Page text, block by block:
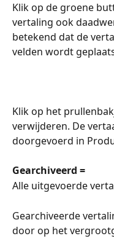
Klik op de groene
vertaling ook
betekend dat de
velden wordt
Klik op het
verwijderen. De
doorgevoerd in
Gearchiveerd =
Alle uitgevoerde
Gearchiveerde
door op het